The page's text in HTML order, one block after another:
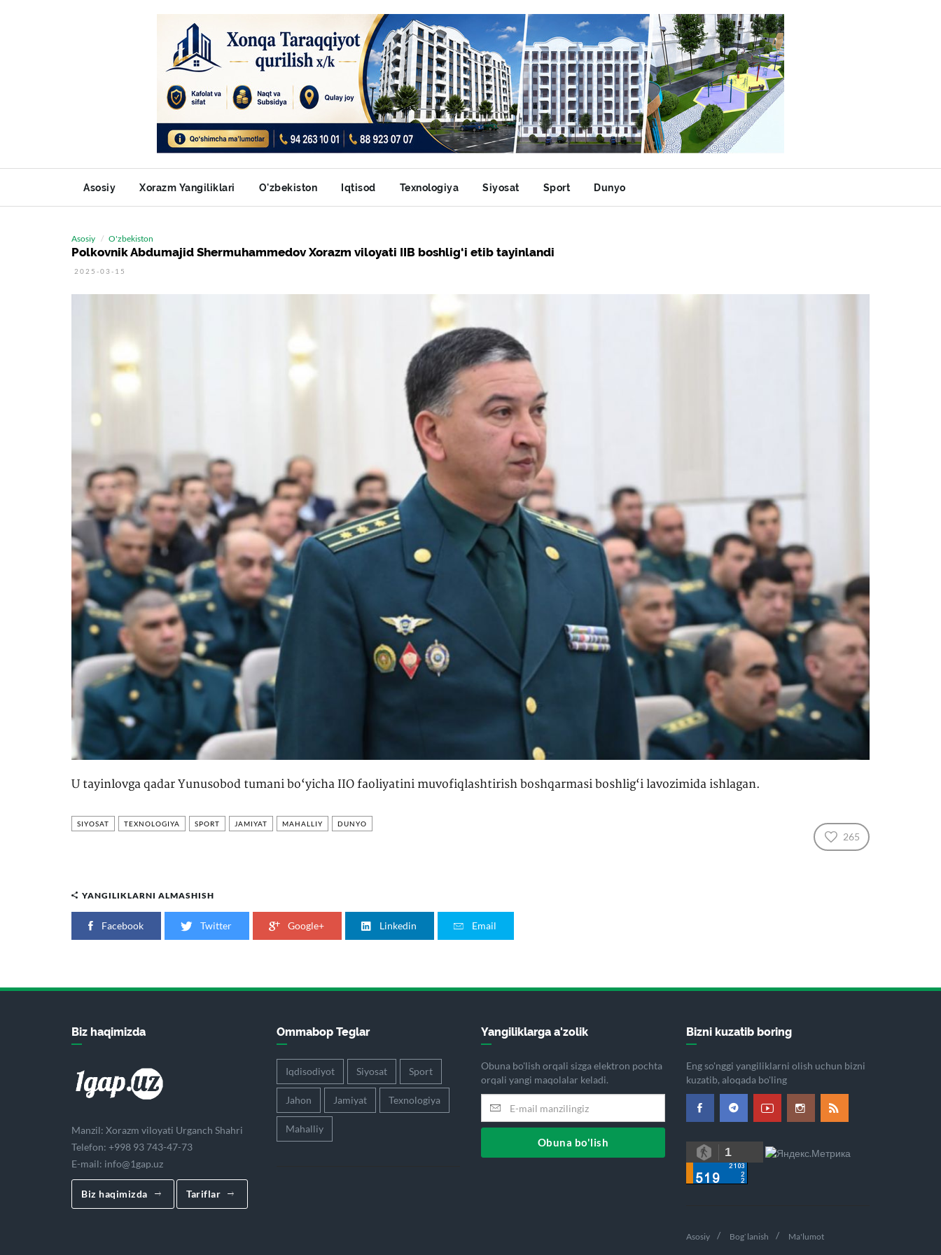
Asosiy Xorazm Yangiliklari O'zbekiston Iqtisod Texnologiya Siyosat Sport Dunyo
Asosiy O'zbekiston
Polkovnik Abdumajid Shermuhammedov Xorazm viloyati IIB boshlig‘i etib tayinlandi
2025-03-15
U tayinlovga qadar Yunusobod tumani bo‘yicha IIO faoliyatini muvofiqlashtirish boshqarmasi boshlig‘i lavozimida ishlagan.
SIYOSAT TEXNOLOGIYA SPORT JAMIYAT MAHALLIY DUNYO
265
YANGILIKLARNI ALMASHISH
Facebook Twitter Google+ Linkedin Email
Biz haqimizda
Manzil: Xorazm viloyati Urganch Shahri
Telefon: +998 93 743-47-73
E-mail: info@1gap.uz
Biz haqimizda Tariflar
Ommabop Teglar
Iqdisodiyot Siyosat Sport
Jahon Jamiyat Texnologiya
Mahalliy
Yangiliklarga a'zolik
Obuna bo'lish orqali sizga elektron pochta
orqali yangi maqolalar keladi.
Obuna bo'lish
Bizni kuzatib boring
Eng so'nggi yangiliklarni olish uchun bizni
kuzatib, aloqada bo'ling
1
Asosiy Bog`lanish Ma'lumot